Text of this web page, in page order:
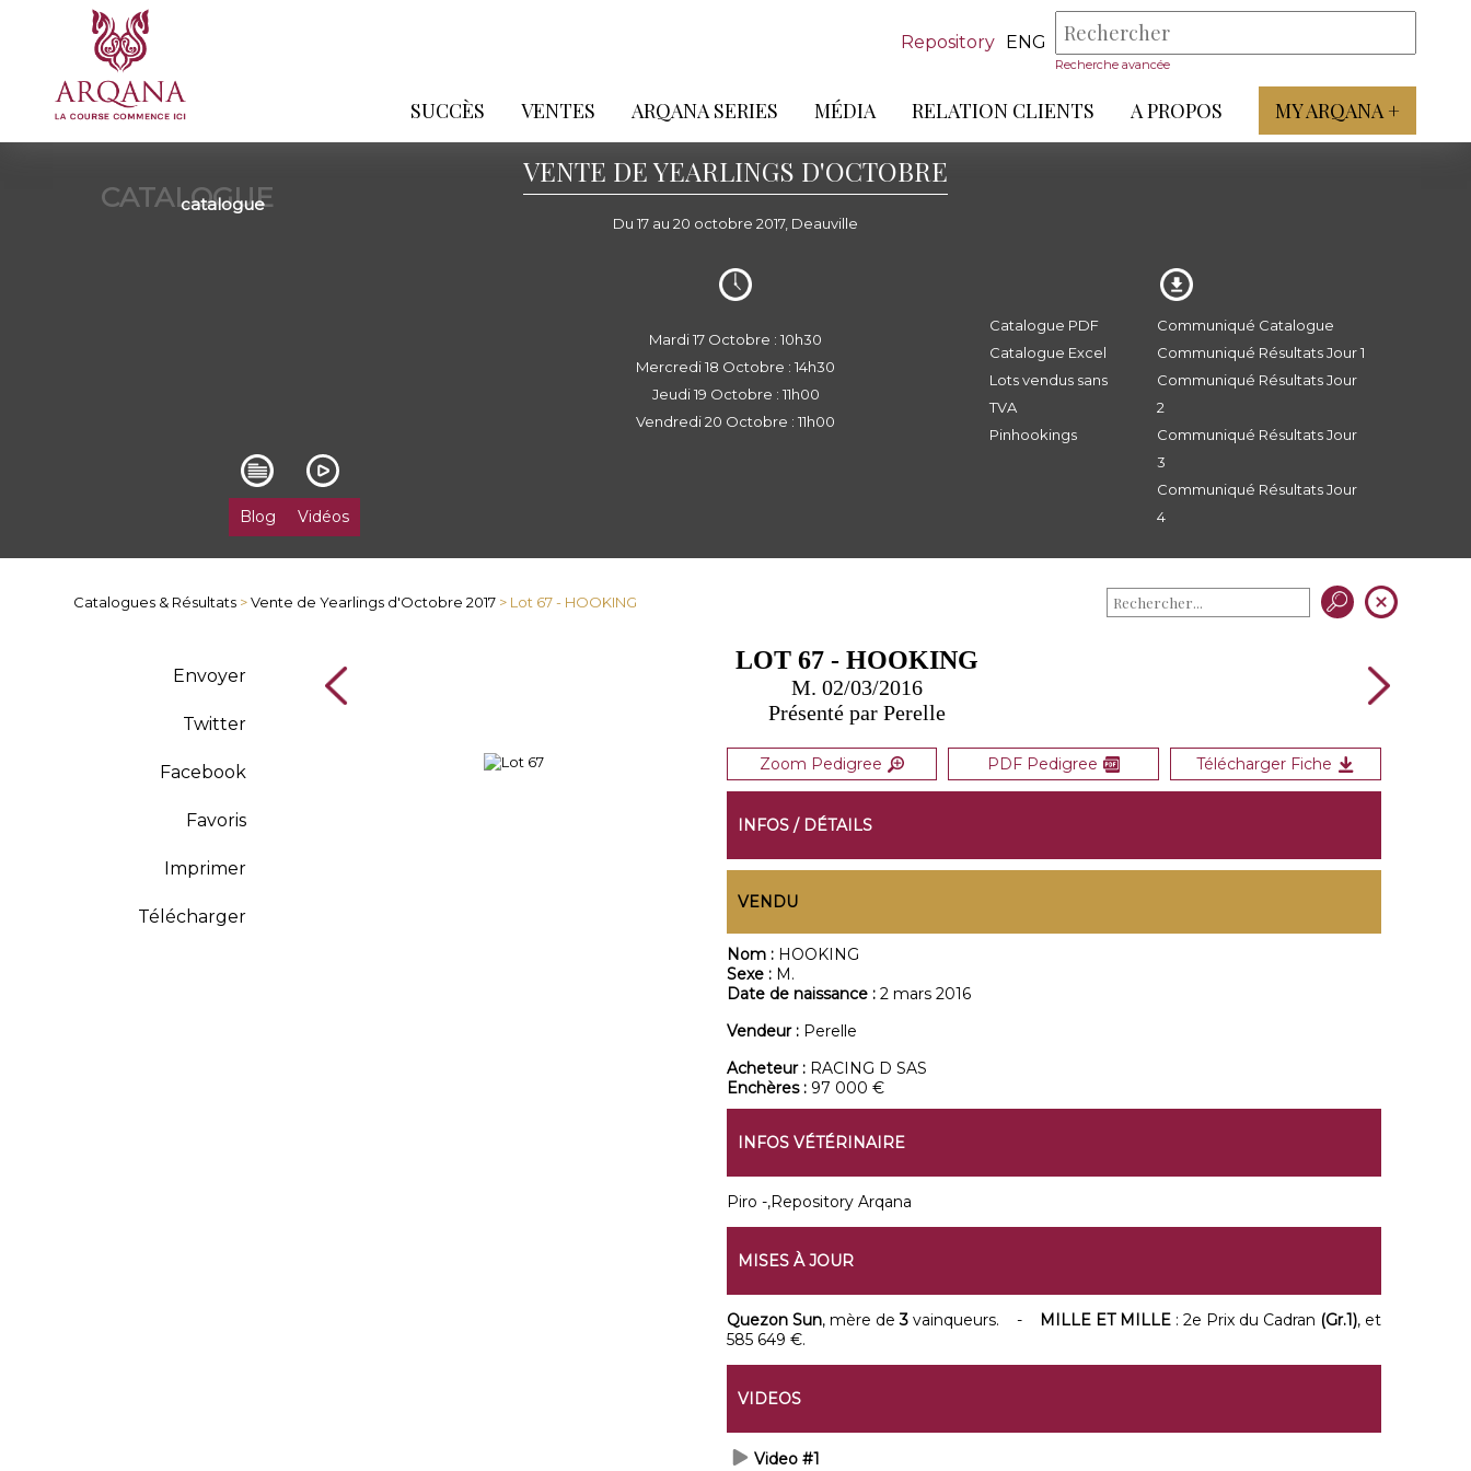
Repository ENG
Recherche avancée
SUCCÈS VENTES ARQANA SERIES MÉDIA RELATION CLIENTS A PROPOS MY ARQANA +
CATALOGUE
catalogue
VENTE DE YEARLINGS D'OCTOBRE
Du 17 au 20 octobre 2017, Deauville
Blog Vidéos
Mardi 17 Octobre : 10h30
Mercredi 18 Octobre : 14h30
Jeudi 19 Octobre : 11h00
Vendredi 20 Octobre : 11h00
Catalogue PDF
Catalogue Excel
Lots vendus sans
TVA
Pinhookings
Communiqué Catalogue
Communiqué Résultats Jour 1
Communiqué Résultats Jour
2
Communiqué Résultats Jour
3
Communiqué Résultats Jour
4
Catalogues & Résultats >Vente de Yearlings d'Octobre 2017 > Lot 67 - HOOKING
Envoyer
Twitter
Facebook
Favoris
Imprimer
Télécharger
LOT 67 - HOOKING
M. 02/03/2016
Présenté par Perelle
Zoom Pedigree PDF Pedigree Télécharger Fiche
INFOS / DÉTAILS
VENDU
Nom : HOOKING
Sexe : M.
Date de naissance : 2 mars 2016
Vendeur : Perelle
Acheteur : RACING D SAS
Enchères : 97 000 €
INFOS VÉTÉRINAIRE
Piro -,Repository Arqana
MISES À JOUR
Quezon Sun, mère de3vainqueurs. - MILLE ET MILLE: 2e Prix du Cadran (Gr.1), et
585 649 €.
VIDEOS
Video #1